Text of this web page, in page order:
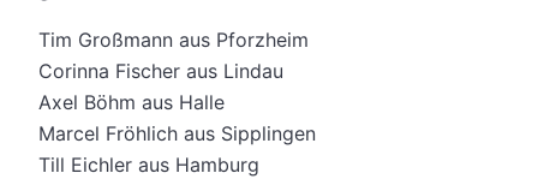
Tim Großmann aus Pforzheim
Corinna Fischer aus Lindau
Axel Böhm aus Halle
Marcel Fröhlich aus Sipplingen
Till Eichler aus Hamburg